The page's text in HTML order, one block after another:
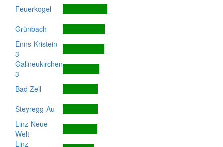
Feuerkogel
Grünbach
Enns-Kristein
3
Gallneukirchen
3
Bad Zell
Steyregg-Au
Linz-Neue
Welt
Linz-